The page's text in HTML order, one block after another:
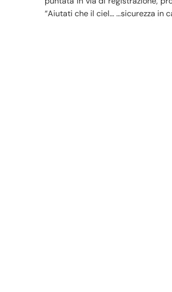
“Aiutati che il ciel… …sicurezza in